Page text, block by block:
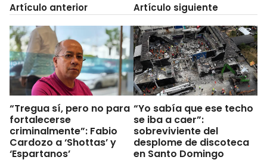
Artículo anterior
“Tregua sí, pero no para
fortalecerse
criminalmente”: Fabio
Cardozo a ‘Shottas’ y
‘Espartanos’
Artículo siguiente
“Yo sabía que ese techo
se iba a caer”:
sobreviviente del
desplome de discoteca
en Santo Domingo